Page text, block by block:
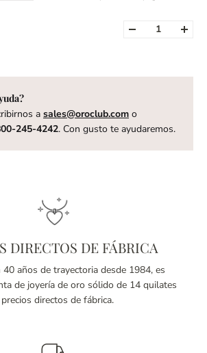
a sales@oroclub.com o
245-4242. Con gusto te ayudaremos.
DIRECTOS DE FÁBRICA
40 años de trayectoria desde 1984, es
de joyería de oro sólido de 14 quilates
directos de fábrica.